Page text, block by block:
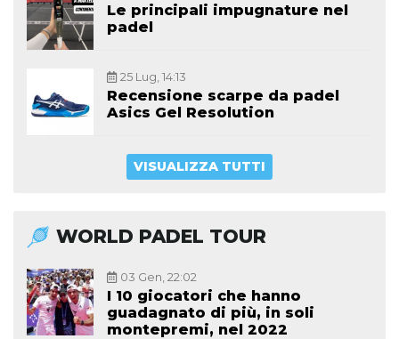
Le principali impugnature nel
padel
25 Lug, 14:13
Recensione scarpe da padel
Asics Gel Resolution
VISUALIZZA TUTTI
WORLD PADEL TOUR
03 Gen, 22:02
I 10 giocatori che hanno
guadagnato di più, in soli
montepremi, nel 2022